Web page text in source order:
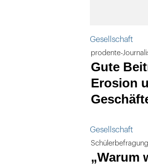
Gesellschaft
prodente-
Gute
Erosion
Gesellschaft
„Warum